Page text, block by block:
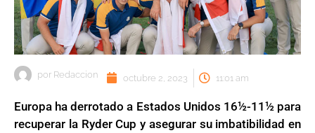
por Redaccion octubre 2, 2023 11:01 am
Europa ha derrotado a Estados Unidos 16½-11½ para
recuperar la Ryder Cup y asegurar su imbatibilidad en